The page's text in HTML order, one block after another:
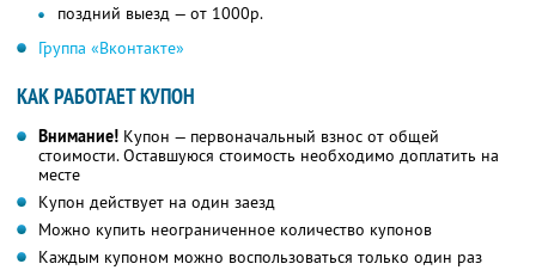
поздний выезд — от 1000р.
Группа «Вконтакте»
КАК РАБОТАЕТ КУПОН
Внимание! Купон — первоначальный взнос от общей
стоимости. Оставшуюся стоимость необходимо доплатить на
месте
Купон действует на один заезд
Можно купить неограниченное количество купонов
Каждым купоном можно воспользоваться только один раз